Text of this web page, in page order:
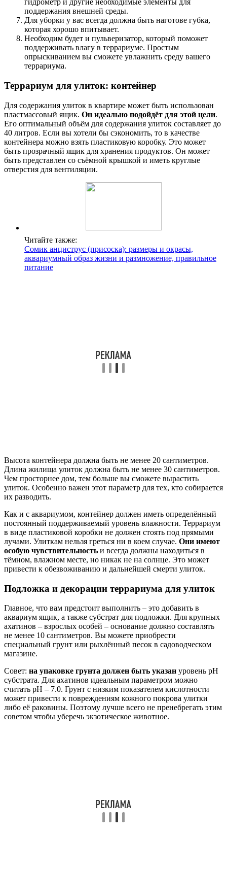
гидрометр и другие необходимые элементы для
поддержания внешней среды.
Для уборки у вас всегда должна быть наготове губка,
которая хорошо впитывает.
Необходим будет и пульверизатор, который поможет
поддерживать влагу в террариуме. Простым
опрыскиванием вы сможете увлажнить среду вашего
террариума.
Террариум для улиток: контейнер
Для содержания улиток в квартире может быть использован
пластмассовый ящик. Он идеально подойдёт для этой цели.
Его оптимальный объём для содержания улиток составляет до
40 литров. Если вы хотели бы сэкономить, то в качестве
контейнера можно взять пластиковую коробку. Это может
быть прозрачный ящик для хранения продуктов. Он может
быть представлен со съёмной крышкой и иметь круглые
отверстия для вентиляции.
Читайте также:
Сомик анциструс (присоска): размеры и окрасы,
аквариумный образ жизни и размножение, правильное
питание
Высота контейнера должна быть не менее 20 сантиметров.
Длина жилища улиток должна быть не менее 30 сантиметров.
Чем просторнее дом, тем больше вы сможете вырастить
улиток. Особенно важен этот параметр для тех, кто собирается
их разводить.
Как и с аквариумом, контейнер должен иметь определённый
постоянный поддерживаемый уровень влажности. Террариум
в виде пластиковой коробки не должен стоять под прямыми
лучами. Улиткам нельзя греться ни в коем случае. Они имеют
особую чувствительность и всегда должны находиться в
тёмном, влажном месте, но никак не на солнце. Это может
привести к обезвоживанию и дальнейшей смерти улиток.
Подложка и декорации террариума для улиток
Главное, что вам предстоит выполнить – это добавить в
аквариум ящик, а также субстрат для подложки. Для крупных
ахатинов – взрослых особей – основание должно составлять
не менее 10 сантиметров. Вы можете приобрести
специальный грунт или рыхлённый песок в садоводческом
магазине.
Совет: на упаковке грунта должен быть указан уровень рН
субстрата. Для ахатинов идеальным параметром можно
считать рН – 7.0. Грунт с низким показателем кислотности
может привести к повреждениям кожного покрова улитки
либо её раковины. Поэтому лучше всего не пренебрегать этим
советом чтобы уберечь экзотическое животное.